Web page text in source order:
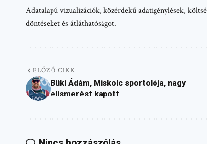
Adatalapú vizualizációk, közérdekű adatigénylések,
döntéseket és átláthatóságot.
ELŐZŐ CIKK
Büki Ádám, Miskolc sportolója, nagy
elismerést kapott